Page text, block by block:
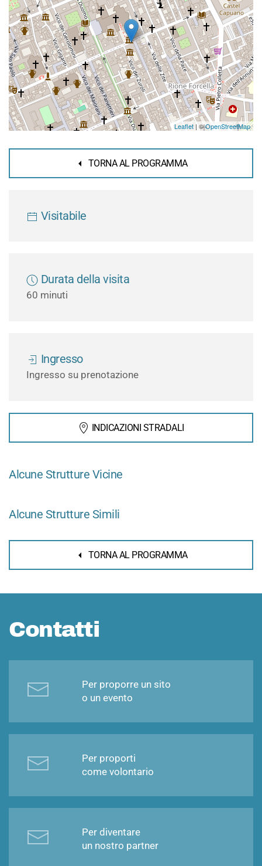
Leaflet | ©OpenStreetMap
TORNA AL PROGRAMMA
Visitabile
Durata della visita
60 minuti
Ingresso
Ingresso su prenotazione
INDICAZIONI STRADALI
Alcune Strutture Vicine
Alcune Strutture Simili
TORNA AL PROGRAMMA
Contatti
Per proporre un sito
o un evento
Per proporti
come volontario
Per diventare
un nostro partner